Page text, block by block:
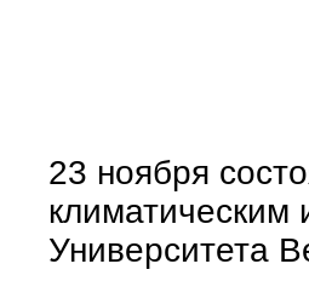
23 ноября
климатическим
Университета